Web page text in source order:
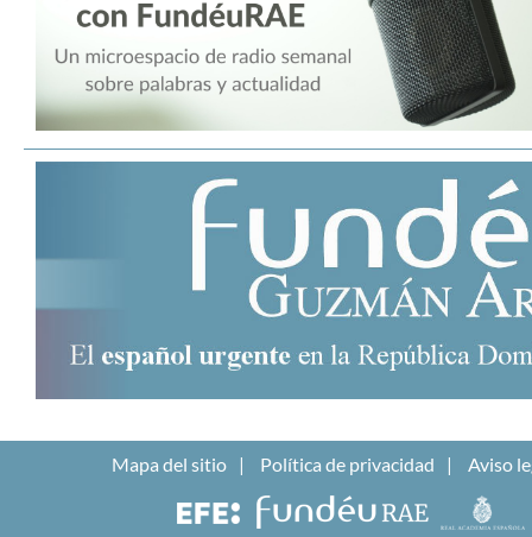
Mapa del sitio Política de privacidad Aviso